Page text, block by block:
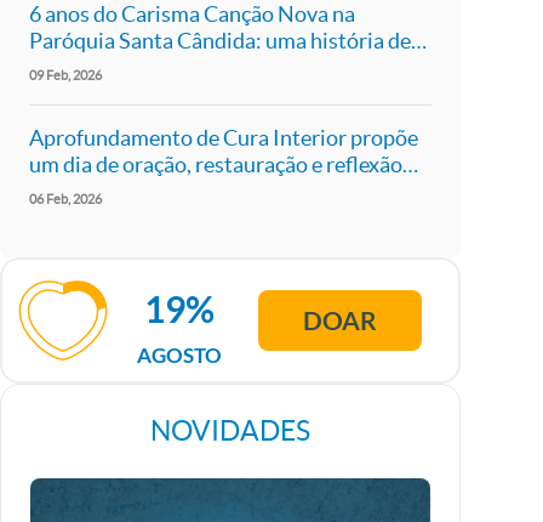
6 anos do Carisma Canção Nova na
Paróquia Santa Cândida: uma história de
fé, comunhão e missão
09 Feb 2026
Aprofundamento de Cura Interior propõe
um dia de oração, restauração e reflexão
em São Paulo
06 Feb 2026
AGOSTO
19% DOAR
NOVIDADES